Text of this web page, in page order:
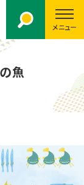
メニュー
魚